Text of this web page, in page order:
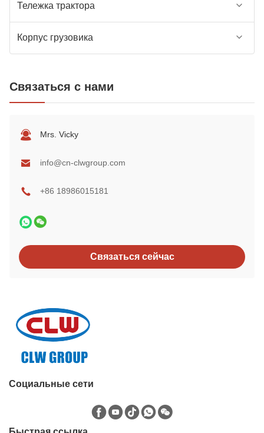
Тележка трактора
Корпус грузовика
Связаться с нами
Mrs. Vicky
info@cn-clwgroup.com
+86 18986015181
Связаться сейчас
Социальные сети